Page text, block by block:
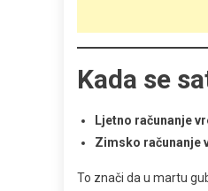
Kada se
Ljetno računanje
Zimsko računanje
To znači da u martu